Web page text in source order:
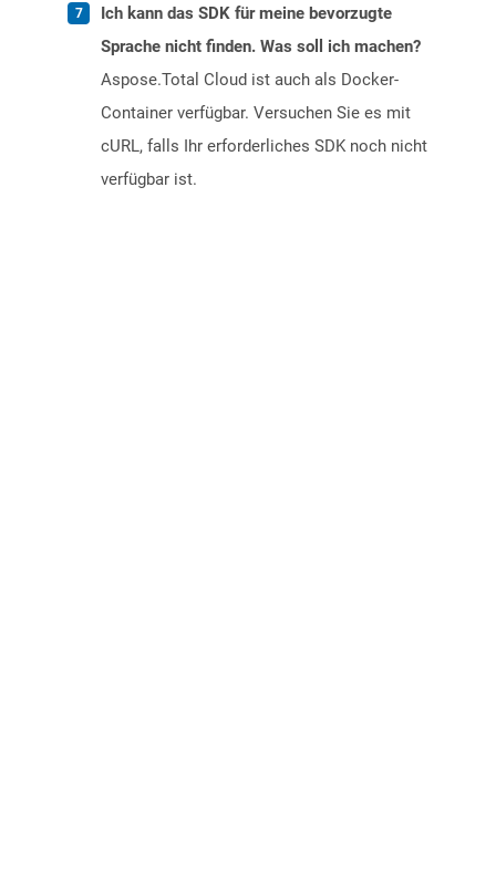
Ich kann das SDK für meine bevorzugte
Sprache nicht finden. Was soll ich machen?
Aspose.Total Cloud ist auch als Docker-
Container verfügbar. Versuchen Sie es mit
cURL, falls Ihr erforderliches SDK noch nicht
verfügbar ist.